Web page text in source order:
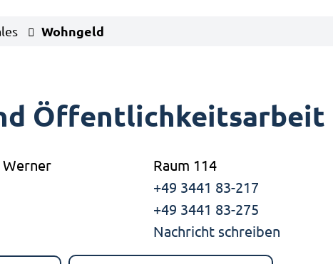
Wohngeld
Öffentlichkeitsarbeit
Werner
Raum 114
+49 3441 83-217
+49 3441 83-275
Nachricht schreiben